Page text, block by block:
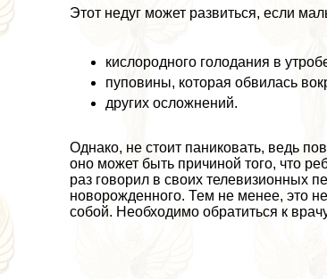
Этот недуг может развиться, если
кислородного голодания в
пуповины, которая обвилась
других осложнений.
Однако, не стоит паниковать, ведь
оно может быть причиной того, что
раз говорил в своих телевизионных
новорожденного. Тем не менее, это
собой. Необходимо обратиться к